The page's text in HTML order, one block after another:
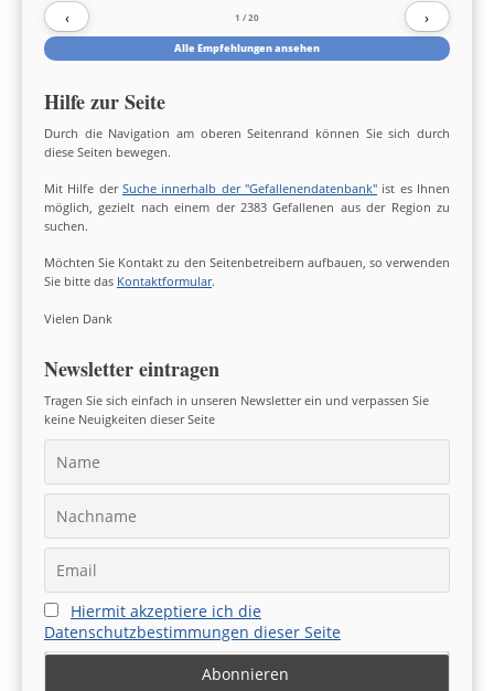
‹ 1 / 20 ›
Alle Empfehlungen ansehen
Hilfe zur Seite
Durch die Navigation am oberen Seitenrand können Sie sich durch
diese Seiten bewegen.
Mit Hilfe der Suche innerhalb der "Gefallenendatenbank" ist es Ihnen
möglich, gezielt nach einem der 2383 Gefallenen aus der Region zu
suchen.
Möchten Sie Kontakt zu den Seitenbetreibern aufbauen, so verwenden
Sie bitte das Kontaktformular.
Vielen Dank
Newsletter eintragen
Tragen Sie sich einfach in unseren Newsletter ein und verpassen Sie
keine Neuigkeiten dieser Seite
Hiermit akzeptiere ich die
Datenschutzbestimmungen dieser Seite